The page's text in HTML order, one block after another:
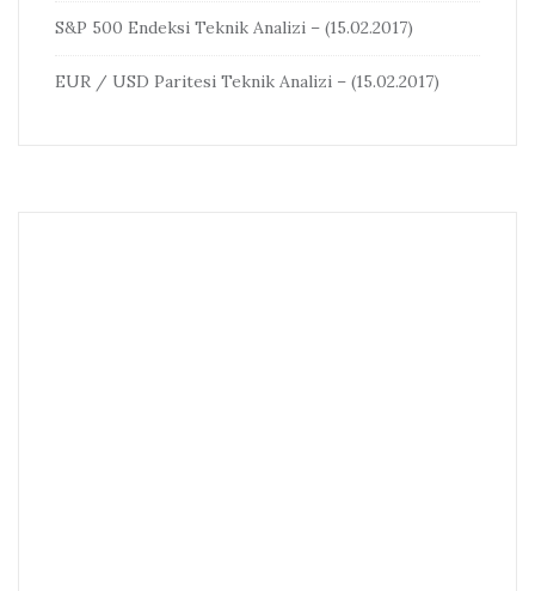
S&P 500 Endeksi Teknik Analizi – (15.02.2017)
EUR / USD Paritesi Teknik Analizi – (15.02.2017)